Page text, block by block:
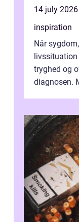
14 july 2026
inspiration
Når
livssituation
tryghed og
diagnosen.